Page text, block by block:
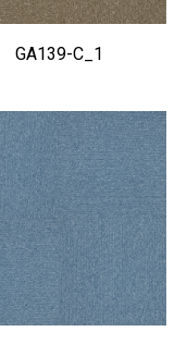
GA139-C_1